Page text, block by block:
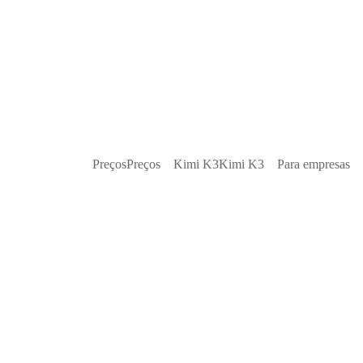
PreçosPreços Kimi K3Kimi K3 Para empresas